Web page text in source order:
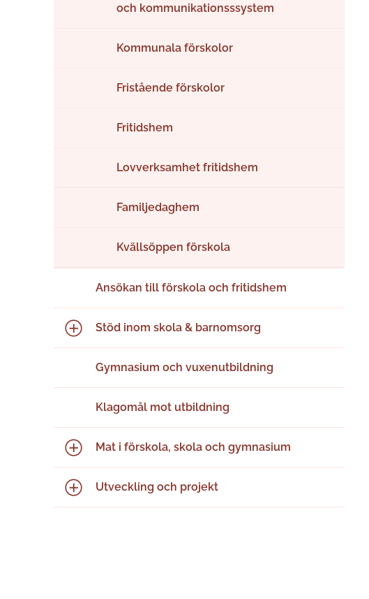
och kommunikationsssystem
Kommunala förskolor
Fristående förskolor
Fritidshem
Lovverksamhet fritidshem
Familjedaghem
Kvällsöppen förskola
Ansökan till förskola och fritidshem
Stöd inom skola & barnomsorg
Gymnasium och vuxenutbildning
Klagomål mot utbildning
Mat i förskola, skola och gymnasium
Utveckling och projekt